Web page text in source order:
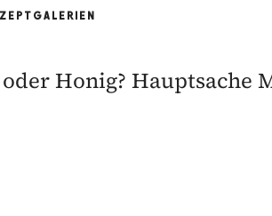
Honig? Hauptsache